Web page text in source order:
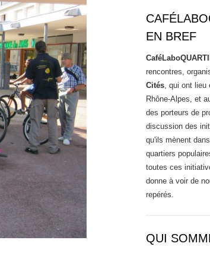
EN BREF
rencontres,
Cités, qui ont lieu
Rhône-Alpes, et
des porteurs de
discussion des
qu'ils mènent
quartiers
toutes ces
donne à voir de
repérés.
QUI